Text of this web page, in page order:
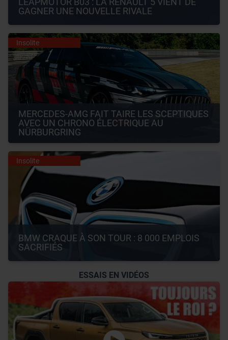
GAGNER UNE NOUVELLE RIVALE
Insolite
MERCEDES-AMG FAIT TAIRE LES SCEPTIQUES
AVEC UN CHRONO ÉLECTRIQUE AU
NÜRBURGRING
Insolite
BMW CRAQUE À SON TOUR : 8 000 EMPLOIS
SACRIFIÉS
ESSAIS EN VIDÉOS